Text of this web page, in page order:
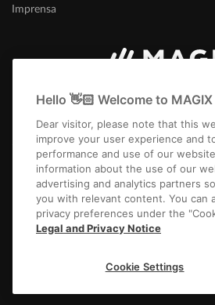
Imprensa
Portugal
Ficha TécnicaTermos e Condições Gerais
PrivacidadeConfigurações de cookies
Desistir do contrato
ser marcas comerciais registadas dos seus
Hello 👋🏻 Welcome to
Dear visitor, please note that this
improve your user experience and
performance and use of our
information about the use of our
advertising and analytics partners
you with relevant content. You can
privacy preferences under the
Legal and Privacy Notice
Cookie Settings